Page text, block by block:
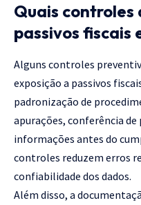
Quais
passivos fiscais
Alguns controles
exposição a passivos
padronização de
apurações, conferência
informações antes do
controles reduzem erros
confiabilidade dos dados.
Além disso, a